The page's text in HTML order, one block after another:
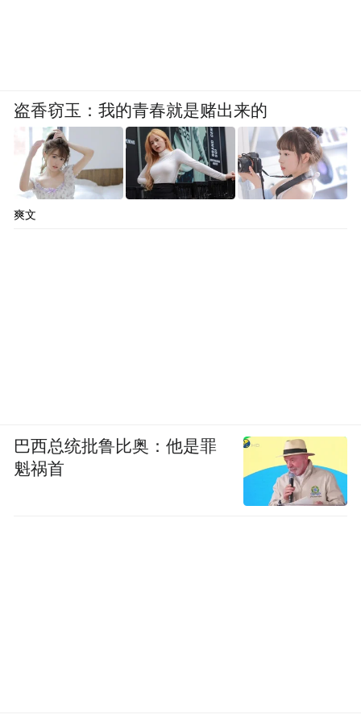
盗香窃玉：我的青春就是赌出来的
爽文
巴西总统批鲁比奥：他是罪
魁祸首